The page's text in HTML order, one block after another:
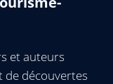
et auteurs
de découvertes